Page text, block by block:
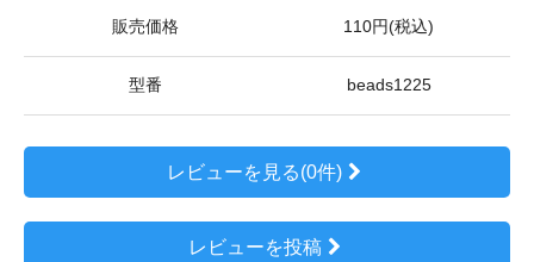
販売価格 110円(税込)
型番 beads1225
レビューを見る(0件)
レビューを投稿